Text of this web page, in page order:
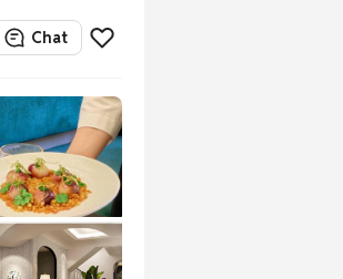
Chat